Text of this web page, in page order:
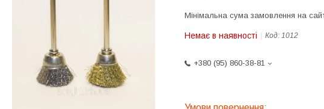
Мінімальна сума замовлення на
Немає в наявності Код: 1012
+380 (95) 860-38-81